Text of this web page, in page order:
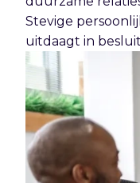
Stevige
uitdaagt in